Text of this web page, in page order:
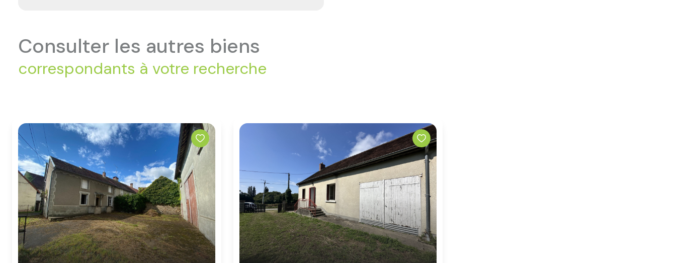
consulter les autres biens
correspondants à votre recherche